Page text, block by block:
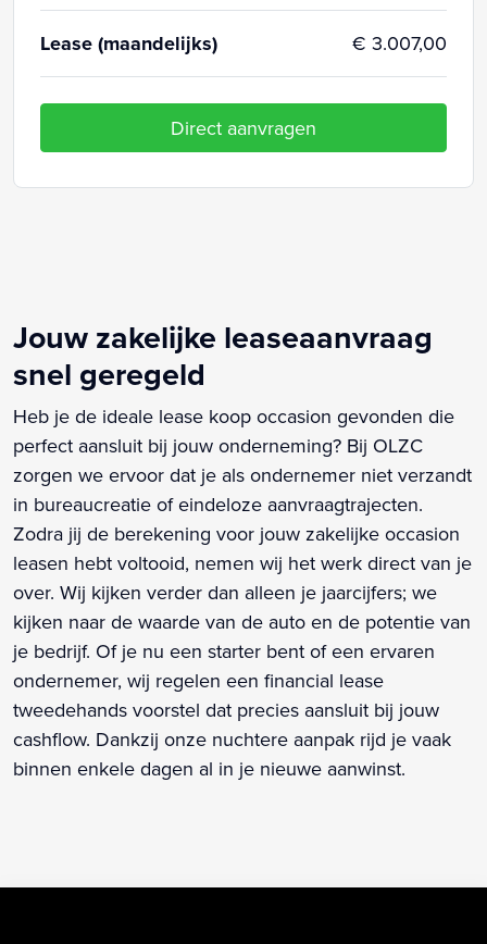
Lease (maandelijks) € 3.007,00
Direct aanvragen
Jouw zakelijke leaseaanvraag
snel geregeld
Heb je de ideale lease koop occasion gevonden die
perfect aansluit bij jouw onderneming? Bij OLZC
zorgen we ervoor dat je als ondernemer niet verzandt
in bureaucreatie of eindeloze aanvraagtrajecten.
Zodra jij de berekening voor jouw zakelijke occasion
leasen hebt voltooid, nemen wij het werk direct van je
over. Wij kijken verder dan alleen je jaarcijfers; we
kijken naar de waarde van de auto en de potentie van
je bedrijf. Of je nu een starter bent of een ervaren
ondernemer, wij regelen een financial lease
tweedehands voorstel dat precies aansluit bij jouw
cashflow. Dankzij onze nuchtere aanpak rijd je vaak
binnen enkele dagen al in je nieuwe aanwinst.